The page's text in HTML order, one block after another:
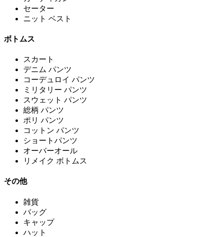
セーター
ニット ベスト
ボトムス
スカート
デニム パンツ
コーデュロイ パンツ
ミリタリー パンツ
スウェット パンツ
総柄 パンツ
ポリ パンツ
コットン パンツ
ショートパンツ
オーバーオール
リメイク ボトムス
その他
雑貨
バッグ
キャップ
ハット